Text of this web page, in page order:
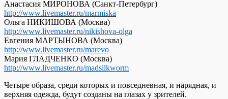
Анастасия МИРОНОВА (Санкт-Петербург)
http://www.livemaster.ru/marmiska
Ольга НИКИШОВА (Москва)
http://www.livemaster.ru/nikishova-olga
Евгения МАРТЫНОВА (Москва)
http://www.livemaster.ru/marevo
Мария ГЛАДЧЕНКО (Москва)
http://www.livemaster.ru/madsilkworm
Четыре образа, среди которых и повседневная, и нарядная, и
верхняя одежда, будут созданы на глазах у зрителей.